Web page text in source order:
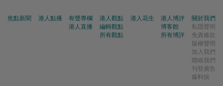
焦點新聞 港人點播
有聲專欄
港人直播
港人觀點
編輯觀點
所有觀點
港人花生
港人博評
博客館
所有博評
關於我們
私隱聲明
免責條款
版權聲明
加入我們
聯絡我們
刊登廣告
爆料快